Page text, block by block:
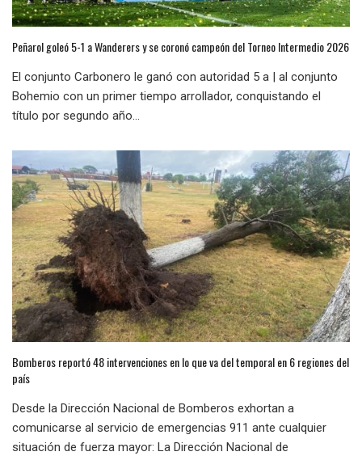
Peñarol goleó 5-1 a Wanderers y se coronó campeón del Torneo Intermedio 2026
El conjunto Carbonero le ganó con autoridad 5 a | al conjunto
Bohemio con un primer tiempo arrollador, conquistando el
título por segundo año...
Bomberos reportó 48 intervenciones en lo que va del temporal en 6 regiones del
país
Desde la Dirección Nacional de Bomberos exhortan a
comunicarse al servicio de emergencias 911 ante cualquier
situación de fuerza mayor: La Dirección Nacional de